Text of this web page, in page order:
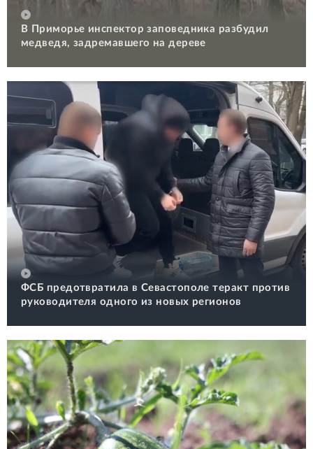
В Приморье инспектор заповедника разбудил
медведя, задремавшего на дереве
ФСБ предотвратила в Севастополе теракт против
руководителя одного из новых регионов